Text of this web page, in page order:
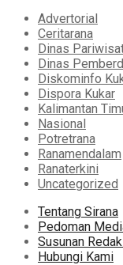
Advertorial
Ceritarana
Dinas
Dinas
Diskominfo
Dispora Kukar
Kalimantan
Nasional
Potretrana
Ranamendalam
Ranaterkini
Uncategorized
Tentang Sirana
Pedoman
Susunan
Hubungi Kami